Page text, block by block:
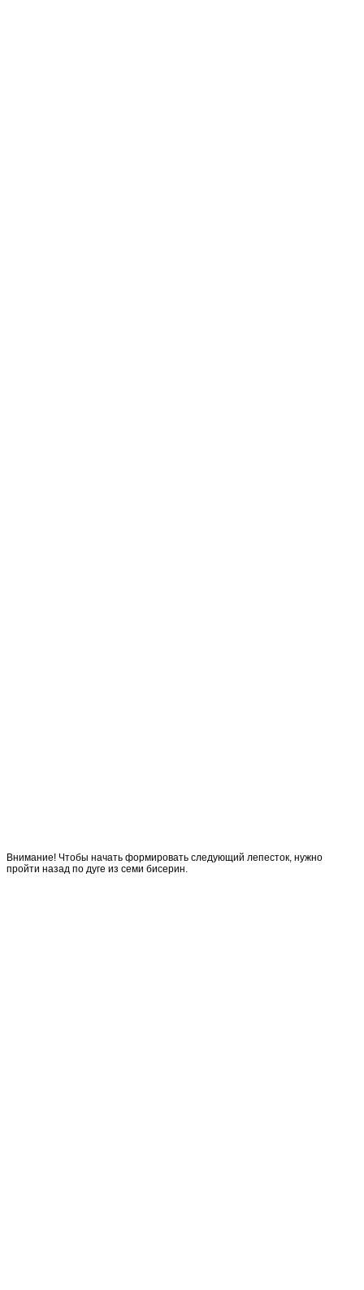
Внимание! Чтобы начать формировать следующий лепесток, нужно
пройти назад по дуге из семи бисерин.